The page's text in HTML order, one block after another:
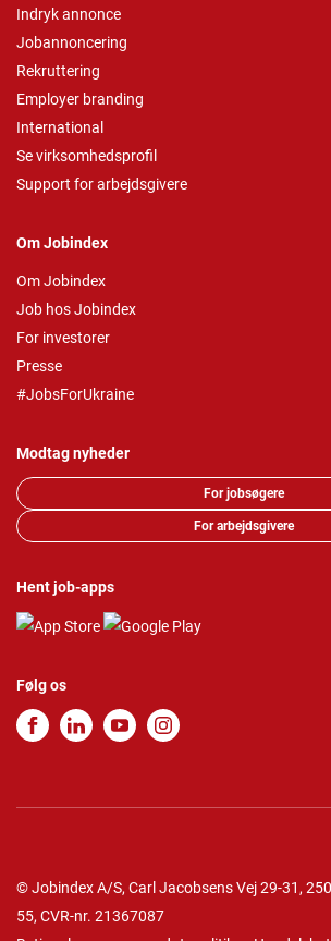
Indryk annonce
Jobannoncering
Rekruttering
Employer branding
International
Se virksomhedsprofil
Support for arbejdsgivere
Om Jobindex
Om Jobindex
Job hos Jobindex
For investorer
Presse
#JobsForUkraine
Modtag nyheder
For jobsøgere
For arbejdsgivere
Hent job-apps
Følg os
© Jobindex A/S, Carl Jacobsens Vej 29-31,
55, CVR-nr. 21367087